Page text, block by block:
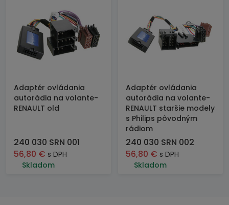
Adaptér ovládania
autorádia na volante-
RENAULT old
240 030 SRN 001
56,80 € s DPH
Skladom
Adaptér ovládania
autorádia na volante-
RENAULT staršie modely
s Philips pôvodným
rádiom
240 030 SRN 002
56,80 € s DPH
Skladom